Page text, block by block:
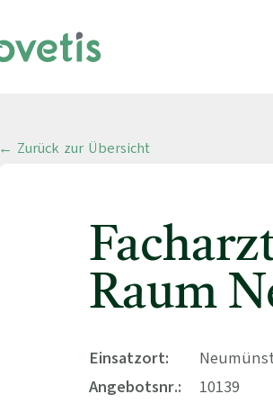
← Zurück zur Übersicht
Raum
Einsatzort:
Angebotsnr.:
10139